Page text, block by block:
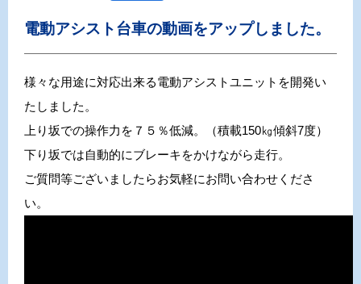
電動アシスト台車の動画をアップしました。
様々な用途に対応出来る電動アシストユニットを開発い
たしました。
上り坂での操作力を７５％低減。（積載150㎏傾斜7度）
下り坂では自動的にブレーキをかけながら走行。
ご質問等ございましたらお気軽にお問い合わせくださ
い。